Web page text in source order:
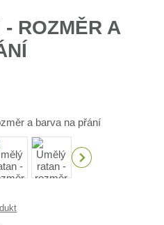
ROZMĚR A